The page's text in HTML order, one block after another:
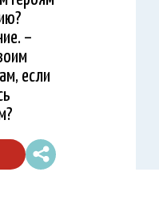
–
если